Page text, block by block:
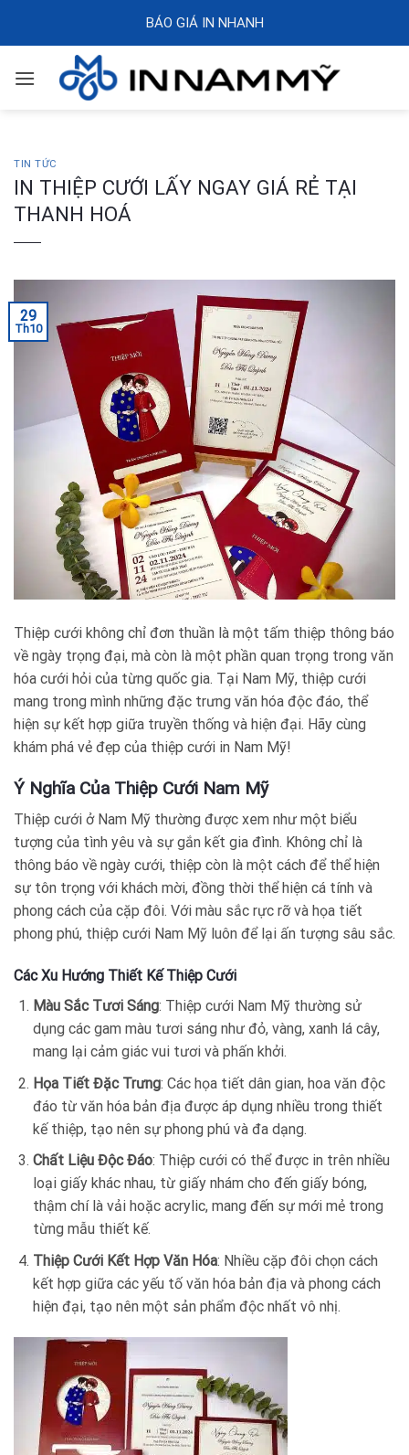
BÁO GIÁ IN NHANH
TIN TỨC
IN THIỆP CƯỚI LẤY NGAY GIÁ RẺ TẠI
THANH HOÁ
29
Th10
Thiệp cưới không chỉ đơn thuần là một tấm thiệp thông báo
về ngày trọng đại, mà còn là một phần quan trọng trong văn
hóa cưới hỏi của từng quốc gia. Tại Nam Mỹ, thiệp cưới
mang trong mình những đặc trưng văn hóa độc đáo, thể
hiện sự kết hợp giữa truyền thống và hiện đại. Hãy cùng
khám phá vẻ đẹp của thiệp cưới in Nam Mỹ!
Ý Nghĩa Của Thiệp Cưới Nam Mỹ
Thiệp cưới ở Nam Mỹ thường được xem như một biểu
tượng của tình yêu và sự gắn kết gia đình. Không chỉ là
thông báo về ngày cưới, thiệp còn là một cách để thể hiện
sự tôn trọng với khách mời, đồng thời thể hiện cá tính và
phong cách của cặp đôi. Với màu sắc rực rỡ và họa tiết
phong phú, thiệp cưới Nam Mỹ luôn để lại ấn tượng sâu sắc.
Các Xu Hướng Thiết Kế Thiệp Cưới
Màu Sắc Tươi Sáng: Thiệp cưới Nam Mỹ thường sử
dụng các gam màu tươi sáng như đỏ, vàng, xanh lá cây,
mang lại cảm giác vui tươi và phấn khởi.
Họa Tiết Đặc Trưng: Các họa tiết dân gian, hoa văn độc
đáo từ văn hóa bản địa được áp dụng nhiều trong thiết
kế thiệp, tạo nên sự phong phú và đa dạng.
Chất Liệu Độc Đáo: Thiệp cưới có thể được in trên nhiều
loại giấy khác nhau, từ giấy nhám cho đến giấy bóng,
thậm chí là vải hoặc acrylic, mang đến sự mới mẻ trong
từng mẫu thiết kế.
Thiệp Cưới Kết Hợp Văn Hóa: Nhiều cặp đôi chọn cách
kết hợp giữa các yếu tố văn hóa bản địa và phong cách
hiện đại, tạo nên một sản phẩm độc nhất vô nhị.